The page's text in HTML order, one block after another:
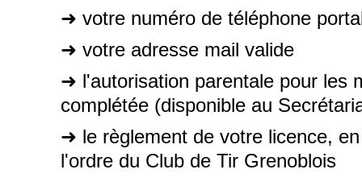
➜ votre numéro de téléphone
➜ votre adresse mail valide
➜ l'autorisation parentale pour les
complétée (disponible au
➜ le règlement de votre licence,
l'ordre du Club de Tir Grenoblois